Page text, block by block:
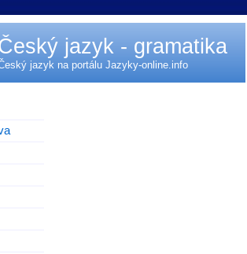
jazyk - gramatika
jazyk na portálu Jazyky-online.info